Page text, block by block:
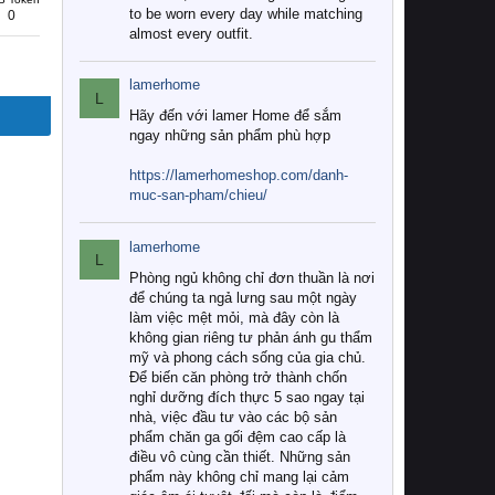
0
to be worn every day while matching
almost every outfit.
L
lamerhome
Hãy đến với lamer Home để sắm
ngay những sản phẩm phù hợp
https://lamerhomeshop.com/danh-
muc-san-pham/chieu/
L
lamerhome
Phòng ngủ không chỉ đơn thuần là nơi
để chúng ta ngả lưng sau một ngày
làm việc mệt mỏi, mà đây còn là
không gian riêng tư phản ánh gu thẩm
mỹ và phong cách sống của gia chủ.
Để biến căn phòng trở thành chốn
nghỉ dưỡng đích thực 5 sao ngay tại
nhà, việc đầu tư vào các bộ sản
phẩm chăn ga gối đệm cao cấp là
điều vô cùng cần thiết. Những sản
phẩm này không chỉ mang lại cảm